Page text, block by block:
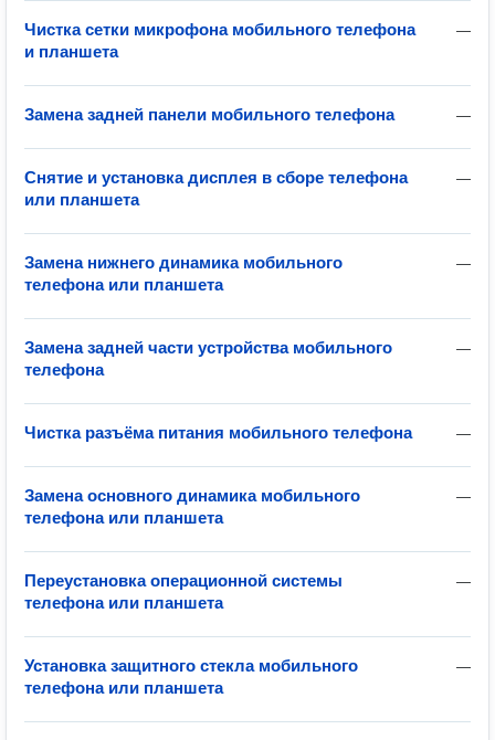
—
Чистка сетки микрофона мобильного телефона
и планшета
—
Замена задней панели мобильного телефона
—
Снятие и установка дисплея в сборе телефона
или планшета
—
Замена нижнего динамика мобильного
телефона или планшета
—
Замена задней части устройства мобильного
телефона
—
Чистка разъёма питания мобильного телефона
—
Замена основного динамика мобильного
телефона или планшета
—
Переустановка операционной системы
телефона или планшета
—
Установка защитного стекла мобильного
телефона или планшета